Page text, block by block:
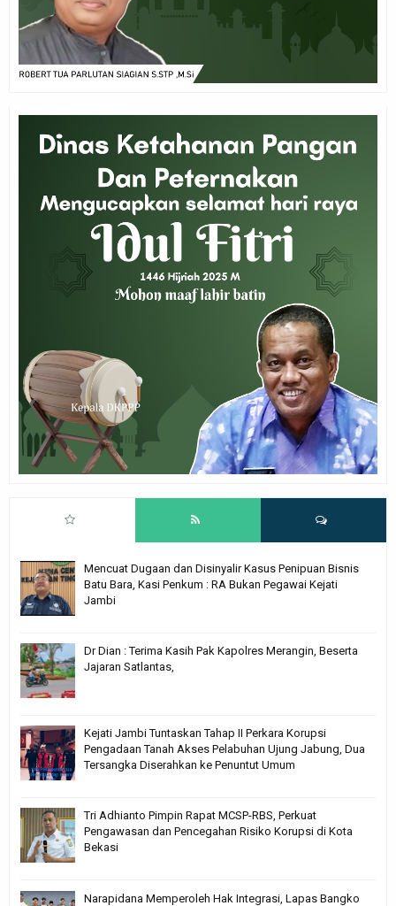
Mencuat Dugaan dan Disinyalir Kasus Penipuan Bisnis
Batu Bara, Kasi Penkum : RA Bukan Pegawai Kejati
Jambi
Dr Dian : Terima Kasih Pak Kapolres Merangin, Beserta
Jajaran Satlantas,
Kejati Jambi Tuntaskan Tahap II Perkara Korupsi
Pengadaan Tanah Akses Pelabuhan Ujung Jabung, Dua
Tersangka Diserahkan ke Penuntut Umum
Tri Adhianto Pimpin Rapat MCSP-RBS, Perkuat
Pengawasan dan Pencegahan Risiko Korupsi di Kota
Bekasi
Narapidana Memperoleh Hak Integrasi, Lapas Bangko